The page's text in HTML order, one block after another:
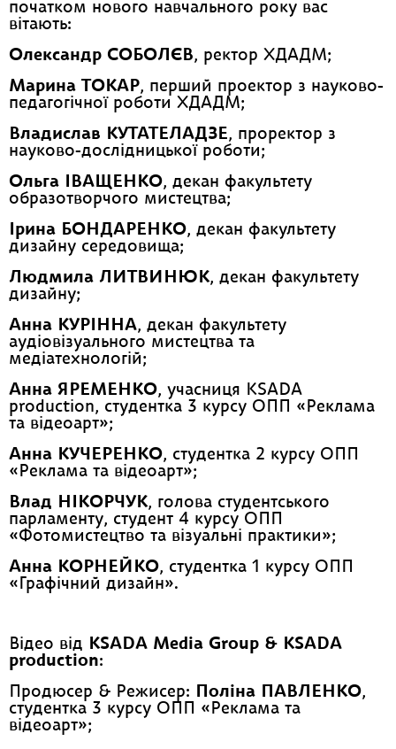
початком нового навчального року вас
вітають:
Олександр СОБОЛЄВ, ректор ХДАДМ;
Марина ТОКАР, перший проектор з науково-
педагогічної роботи ХДАДМ;
Владислав КУТАТЕЛАДЗЕ, проректор з
науково-дослідницької роботи;
Ольга ІВАЩЕНКО, декан факультету
образотворчого мистецтва;
Ірина БОНДАРЕНКО, декан факультету
дизайну середовища;
Людмила ЛИТВИНЮК, декан факультету
дизайну;
Анна КУРІННА, декан факультету
аудіовізуального мистецтва та
медіатехнологій;
Анна ЯРЕМЕНКО, учасниця KSADA
production, студентка 3 курсу ОПП «Реклама
та відеоарт»;
Анна КУЧЕРЕНКО, студентка 2 курсу ОПП
«Реклама та відеоарт»;
Влад НІКОРЧУК, голова студентського
парламенту, cтудент 4 курсу ОПП
«Фотомистецтво та візуальні практики»;
Анна КОРНЕЙКО, студентка 1 курсу ОПП
«Графічний дизайн».
Відео від
KSADA Media Group & KSADA
production:
Продюсер & Режисер:
Поліна ПАВЛЕНКО,
студентка 3 курсу ОПП «Реклама та
відеоарт»;